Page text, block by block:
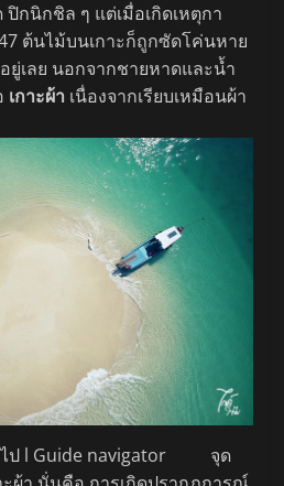
กนิกชิล ๆ แต่เมื่อเกิดเหตุกา
ต้นไม้บนเกาะก็ถูกซัดโค่นหาย
ยู่เลย นอกจากชายหาดและน้ำ
เกาะผ้า เนื่องจากเรียบเหมือนผ้า
ไป l Guide navigator จุด